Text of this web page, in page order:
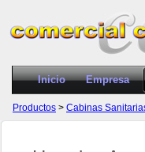
Inicio Empresa
Productos > Cabinas